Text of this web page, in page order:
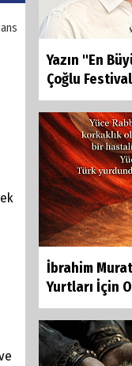
Yazın "En
Çoğlu
İbrahim
Yurtları İçin